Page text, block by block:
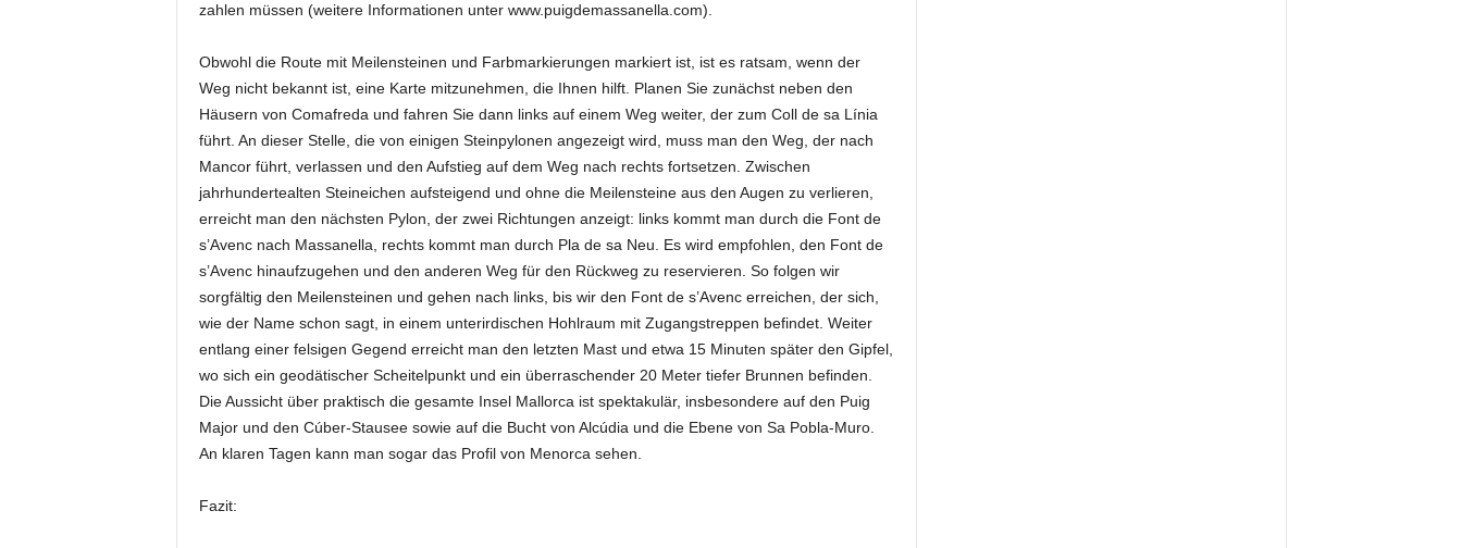
zahlen müssen (weitere Informationen unter www.puigdemassanella.com).
Obwohl die Route mit Meilensteinen und Farbmarkierungen markiert ist, ist es ratsam, wenn der
Weg nicht bekannt ist, eine Karte mitzunehmen, die Ihnen hilft. Planen Sie zunächst neben den
Häusern von Comafreda und fahren Sie dann links auf einem Weg weiter, der zum Coll de sa Línia
führt. An dieser Stelle, die von einigen Steinpylonen angezeigt wird, muss man den Weg, der nach
Mancor führt, verlassen und den Aufstieg auf dem Weg nach rechts fortsetzen. Zwischen
jahrhundertealten Steineichen aufsteigend und ohne die Meilensteine ​​aus den Augen zu verlieren,
erreicht man den nächsten Pylon, der zwei Richtungen anzeigt: links kommt man durch die Font de
s’Avenc nach Massanella, rechts kommt man durch Pla de sa Neu. Es wird empfohlen, den Font de
s’Avenc hinaufzugehen und den anderen Weg für den Rückweg zu reservieren. So folgen wir
sorgfältig den Meilensteinen und gehen nach links, bis wir den Font de s’Avenc erreichen, der sich,
wie der Name schon sagt, in einem unterirdischen Hohlraum mit Zugangstreppen befindet. Weiter
entlang einer felsigen Gegend erreicht man den letzten Mast und etwa 15 Minuten später den Gipfel,
wo sich ein geodätischer Scheitelpunkt und ein überraschender 20 Meter tiefer Brunnen befinden.
Die Aussicht über praktisch die gesamte Insel Mallorca ist spektakulär, insbesondere auf den Puig
Major und den Cúber-Stausee sowie auf die Bucht von Alcúdia und die Ebene von Sa Pobla-Muro.
An klaren Tagen kann man sogar das Profil von Menorca sehen.
Fazit: